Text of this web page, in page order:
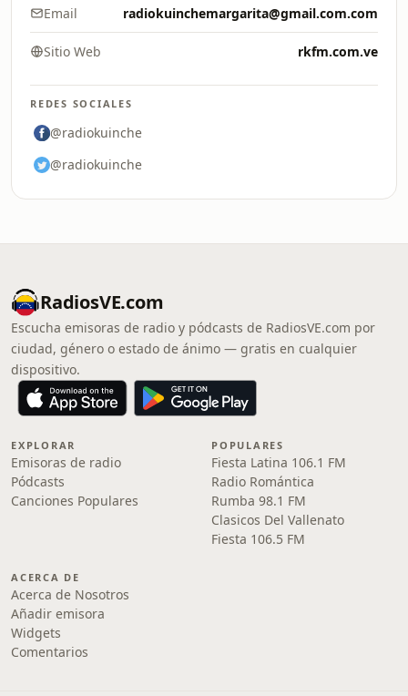
Email radiokuinchemargarita@gmail.com.com
Sitio Web rkfm.com.ve
REDES SOCIALES
@radiokuinche
@radiokuinche
RadiosVE.com
Escucha emisoras de radio y pódcasts de RadiosVE.com por
ciudad, género o estado de ánimo — gratis en cualquier
dispositivo.
EXPLORAR
Emisoras de radio
Pódcasts
Canciones Populares
POPULARES
Fiesta Latina 106.1 FM
Radio Romántica
Rumba 98.1 FM
Clasicos Del Vallenato
Fiesta 106.5 FM
ACERCA DE
Acerca de Nosotros
Añadir emisora
Widgets
Comentarios